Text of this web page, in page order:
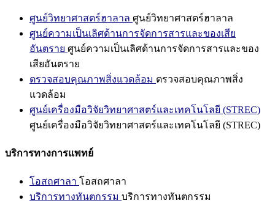
ศูนย์วิทยาศาสตร์ฮาลาล ศูนย์วิทยาศาสตร์ฮาลาล
ศูนย์ความเป็นเลิศด้านการจัดการสารและของเสีย
อันตราย ศูนย์ความเป็นเลิศด้านการจัดการสารและของ
เสียอันตราย
ตรวจสอบคุณภาพสิ่งแวดล้อม ตรวจสอบคุณภาพสิ่ง
แวดล้อม
ศูนย์เครื่องมือวิจัยวิทยาศาสตร์และเทคโนโลยี (STREC)
ศูนย์เครื่องมือวิจัยวิทยาศาสตร์และเทคโนโลยี (STREC)
บริการทางการแพทย์
โอสถศาลา โอสถศาลา
บริการทางทันตกรรม บริการทางทันตกรรม